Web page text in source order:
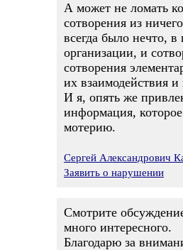
А может не ломать
сотворения из
всегда было нечто,
организации, и
сотворения
их взаимодействия
И я, опять же
информация,
мотерию.
Сергей Александрович
Заявить о нарушении
Смотрите
много интересного.
Благодарю за